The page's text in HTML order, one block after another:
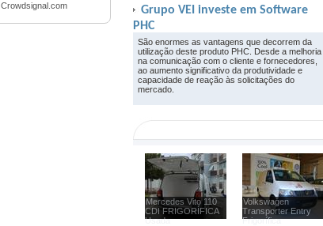
Crowdsignal.com
Grupo VEI investe em Software
PHC
São enormes as vantagens que decorrem da
utilização deste produto PHC. Desde a melhoria
na comunicação com o cliente e fornecedores,
ao aumento significativo da produtividade e
capacidade de reação às solicitações do
mercado.
Mercedes Vito 110
CDI FRIGORÍFICA
Usada
Volkswagen
Transporter Entry
Frigorífica